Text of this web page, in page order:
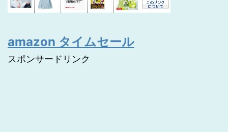
amazon タイムセール
スポンサードリンク